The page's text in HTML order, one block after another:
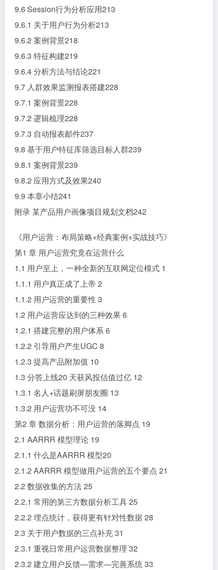
9.6 Session行为分析应用213
9.6.1 关于用户行为分析213
9.6.2 案例背景218
9.6.3 特征构建219
9.6.4 分析方法与结论221
9.7 人群效果监测报表搭建228
9.7.1 案例背景228
9.7.2 逻辑梳理228
9.7.3 自动报表邮件237
9.8 基于用户特征库筛选目标人群239
9.8.1 案例背景239
9.8.2 应用方式及效果240
9.9 本章小结241
附录 某产品用户画像项目规划文档242
《用户运营：布局策略+经典案例+实战技巧》
第1 章 用户运营究竟在运营什么
1.1 用户至上，一种全新的互联网定位模式 1
1.1.1 用户真正成了上帝 2
1.1.2 用户运营的重要性 3
1.2 用户运营应达到的三种效果 6
1.2.1 搭建完整的用户体系 6
1.2.2 引导用户产生UGC 8
1.2.3 提高产品附加值 10
1.3 分答上线20 天获风投估值过亿 12
1.3.1 名人+话题刷屏朋友圈 13
1.3.2 用户运营功不可没 14
第2 章 数据分析：用户运营的落脚点 19
2.1 AARRR 模型理论 19
2.1.1 什么是AARRR 模型20
2.1.2 AARRR 模型做用户运营的五个要点 21
2.2 数据收集的方法 25
2.2.1 常用的第三方数据分析工具 25
2.2.2 埋点统计，获得更有针对性数据 28
2.3 关于用户数据的三点补充 31
2.3.1 重视日常用户运营数据整理 32
2.3.2 建立用户反馈—需求—完善系统 33